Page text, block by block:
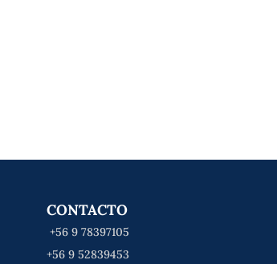
CONTACTO
+56 9 78397105
+56 9 52839453